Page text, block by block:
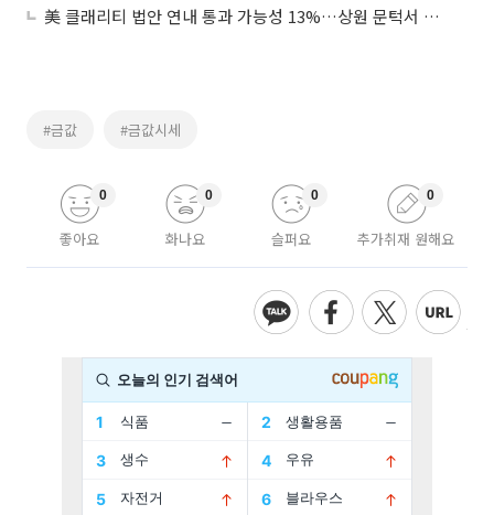
美 클래리티 법안 연내 통과 가능성 13%…상원 문턱서 제동
#금값 #금값시세
좋아요
0
화나요
0
슬퍼요
0
추가취재 원해요
0